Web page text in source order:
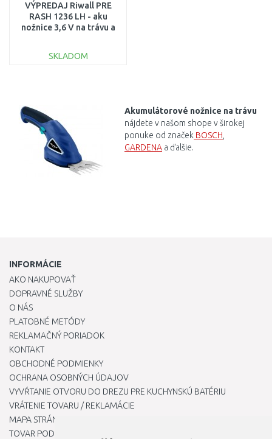
VÝPREDAJ Riwall PRE
RASH 1236 LH - aku
nožnice 3,6 V na trávu a
SKLADOM
Akumulátorové nožnice na trávu
nájdete v našom shope v širokej
ponuke od značek BOSCH
GARDENA a ďalšie.
INFORMÁCIE
AKO NAKUPOVAŤ
DOPRAVNÉ SLUŽBY
O NÁS
PLATOBNÉ METÓDY
REKLAMAČNÝ PORIADOK
KONTAKT
OBCHODNÉ PODMIENKY
OCHRANA OSOBNÝCH ÚDAJOV
VYVŔTANIE OTVORU DO DREZU PRE KUCHYNSKÚ BATÉRIU
VRÁTENIE TOVARU / REKLAMÁCIE
MAPA STRÁNOK
TOVAR PODĽA ZNAČIEK